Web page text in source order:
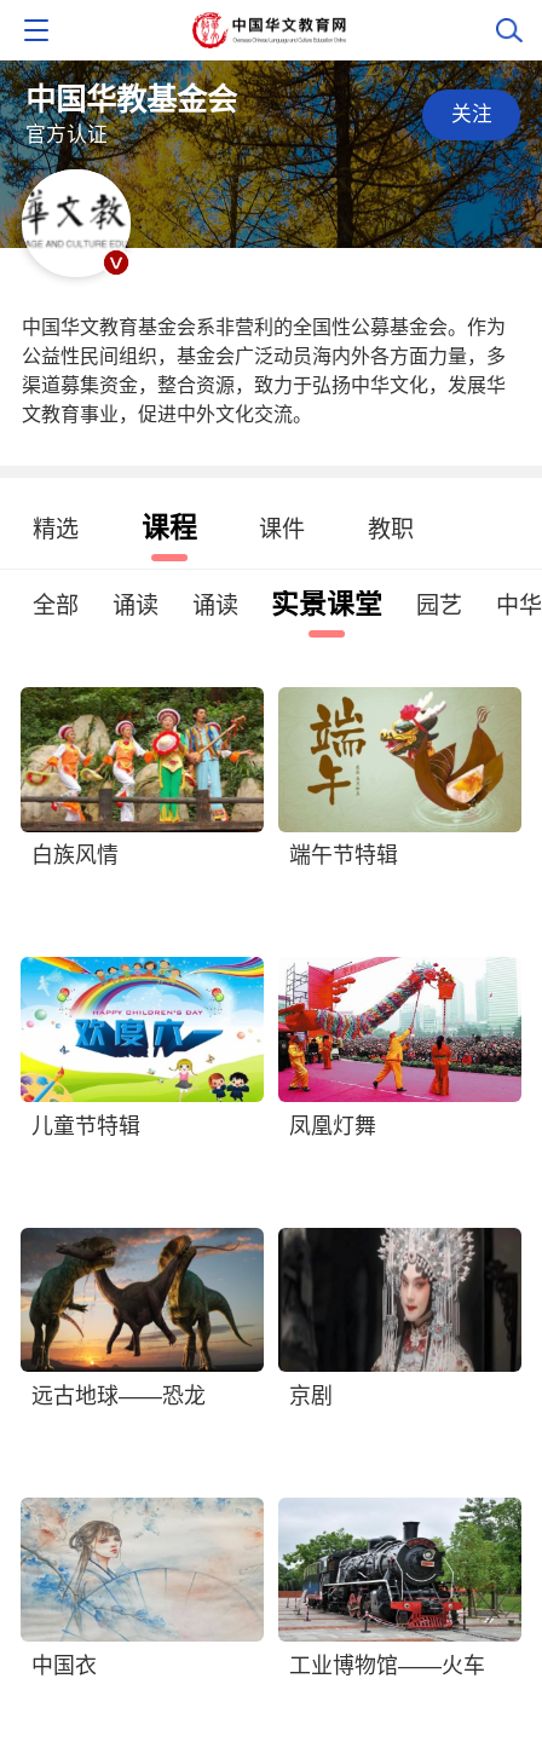
中国华教基金会
官方认证
中国华文教育基金会系非营利的全国性公募基金会。作为
公益性民间组织，基金会广泛动员海内外各方面力量，多
渠道募集资金，整合资源，致力于弘扬中华文化，发展华
文教育事业，促进中外文化交流。
关注
精选 课程 课件 教职
全部 诵读 诵读 实景课堂 园艺 中
白族风情 端午节特辑
儿童节特辑 凤凰灯舞
远古地球——恐龙 京剧
中国衣 工业博物馆——火车